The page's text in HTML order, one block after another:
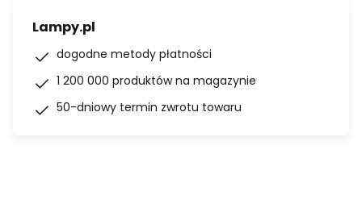
Lampy.pl
dogodne metody płatności
1 200 000 produktów na magazynie
50-dniowy termin zwrotu towaru